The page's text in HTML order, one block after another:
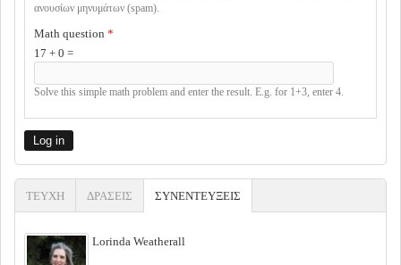
ανουσίων μηνυμάτων (spam).
Math question *
17 + 0 =
Solve this simple math problem and enter the result. E.g. for 1+3, enter 4.
ΤΕΥΧΗ ΔΡΑΣΕΙΣ ΣΥΝΕΝΤΕΥΞΕΙΣ
Lorinda Weatherall